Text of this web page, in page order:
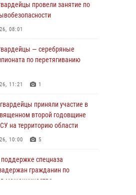
провели занятие по
08:01
— серебряные
по перетягиванию
11:21 1
приняли участие в
второй годовщине
на территорию области
10:00 5
спецназа
гражданин по
мошенничестве